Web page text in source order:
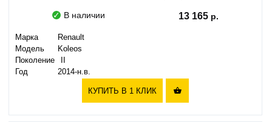
В наличии 13 165
Марка
Renault
Модель
Koleos
Поколение
Год
2014-н.в.
КУПИТЬ В 1 КЛИК 